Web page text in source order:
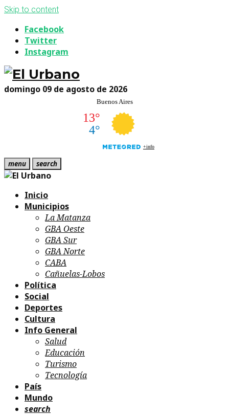
Skip to content
Facebook
Twitter
Instagram
domingo 09 de agosto de 2026
menu search
Inicio
Municipios
La Matanza
GBA Oeste
GBA Sur
GBA Norte
CABA
Cañuelas-Lobos
Política
Social
Deportes
Cultura
Info General
Salud
Educación
Turismo
Tecnología
País
Mundo
search